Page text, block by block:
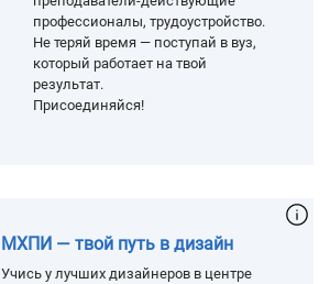
профессионалы, трудоустройство.
Не теряй время — поступай в вуз,
который работает на твой
результат.
Присоединяйся!
МХПИ — твой путь в дизайн
Учись у лучших дизайнеров в центре